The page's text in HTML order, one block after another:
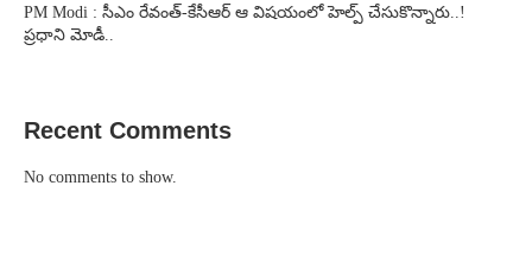
PM Modi : సీఎం రేవంత్-కేసీఆర్ ఆ విషయంలో హెల్ప్ చేసుకొన్నారు..!
ప్రధాని మోడీ..
Recent Comments
No comments to show.